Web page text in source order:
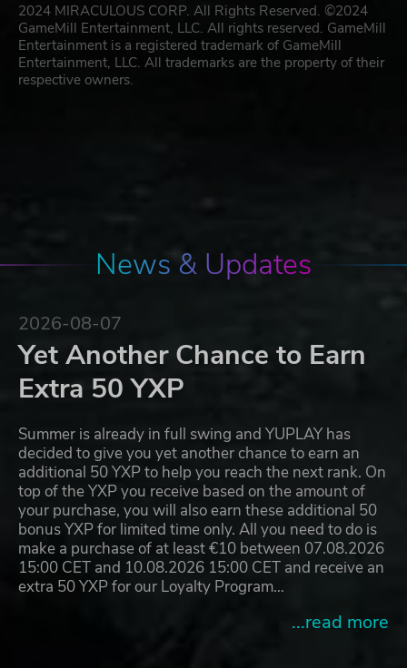
2024 MIRACULOUS CORP. All Rights Reserved. ©2024
GameMill Entertainment, LLC. All rights reserved. GameMill
Entertainment is a registered trademark of GameMill
Entertainment, LLC. All trademarks are the property of their
respective owners.
News & Updates
2026-08-07
Yet Another Chance to Earn
Extra 50 YXP
Summer is already in full swing and YUPLAY has
decided to give you yet another chance to earn an
additional 50 YXP to help you reach the next rank. On
top of the YXP you receive based on the amount of
your purchase, you will also earn these additional 50
bonus YXP for limited time only. All you need to do is
make a purchase of at least €10 between 07.08.2026
15:00 CET and 10.08.2026 15:00 CET and receive an
extra 50 YXP for our Loyalty Program…
...read more